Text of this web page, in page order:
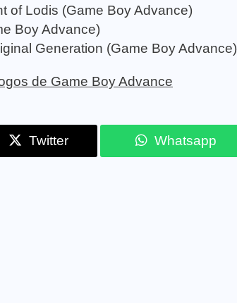
of Lodis (Game Boy Advance)
Boy Advance)
Generation (Game Boy Advance)
de Game Boy Advance
Twitter Whatsapp